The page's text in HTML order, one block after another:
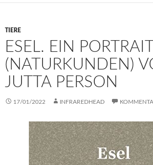
TIERE
ESEL. EIN PORTRAIT
(NATURKUNDEN)
JUTTA PERSON
17/01/2022 INFRAREDHEAD